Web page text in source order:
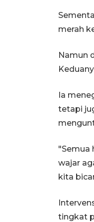
merah
Namun
Ia
tetapi
"Semua
wajar
kita
tingkat